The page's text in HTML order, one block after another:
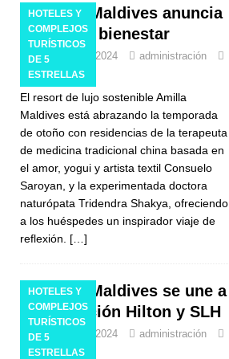
HOTELES Y
TURÍSTICOS
DE 5
ESTRELLAS
HOTELES Y
COMPLEJOS
TURÍSTICOS
DE 5
ESTRELLAS
Amilla Maldives anuncia
retiros de bienestar
30 de julio de 2024
administración
El resort de lujo sostenible Amilla
Maldives está abrazando la temporada
de otoño con residencias de la terapeuta
de medicina tradicional china basada en
el amor, yogui y artista textil Consuelo
Saroyan, y la experimentada doctora
naturópata Tridendra Shakya, ofreciendo
a los huéspedes un inspirador viaje de
reflexión. […]
HOTELES Y
COMPLEJOS
TURÍSTICOS
DE 5
ESTRELLAS
Amilla Maldives se une a
la asociación Hilton y SLH
15 de julio de 2024
administración